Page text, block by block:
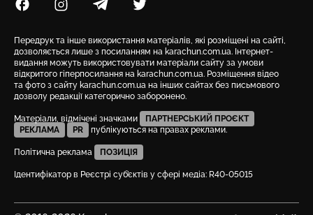
Передрук та інше використання матеріалів, які розміщені на сайті,
дозволяється лише з посиланням на karachun.com.ua. Інтернет-
видання можуть використовувати матеріали сайту за умови
відкритого гіперпосилання на karachun.com.ua. Розміщення відео
та фото з сайту karachun.com.ua на інших сайтах без письмового
дозволу редакції категорично заборонено.
Матеріали, відмічені значками
ПАРТНЕРСЬКИЙ ПРОЄКТ
РЕКЛАМА
PR публікуються на правах реклами.
Політична реклама ПОЗИЦІЯ
Ідентифікатор в Реєстрі суб’єктів у сфері медіа: R40-05015